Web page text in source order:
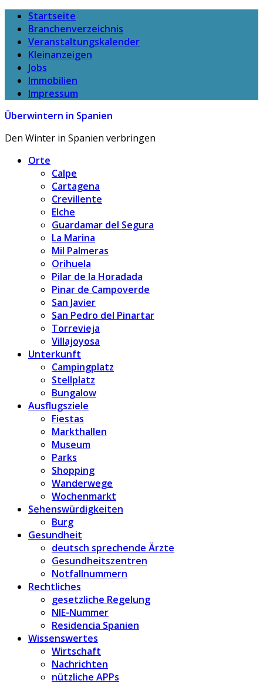
Startseite
Branchenverzeichnis
Veranstaltungskalender
Kleinanzeigen
Jobs
Immobilien
Impressum
Überwintern in Spanien
Den Winter in Spanien verbringen
Orte
Calpe
Cartagena
Crevillente
Elche
Guardamar del Segura
La Marina
Mil Palmeras
Orihuela
Pilar de la Horadada
Pinar de Campoverde
San Javier
San Pedro del Pinartar
Torrevieja
Villajoyosa
Unterkunft
Campingplatz
Stellplatz
Bungalow
Ausflugsziele
Fiestas
Markthallen
Museum
Parks
Shopping
Wanderwege
Wochenmarkt
Sehenswürdigkeiten
Burg
Gesundheit
deutsch sprechende Ärzte
Gesundheitszentren
Notfallnummern
Rechtliches
gesetzliche Regelung
NIE-Nummer
Residencia Spanien
Wissenswertes
Wirtschaft
Nachrichten
nützliche APPs